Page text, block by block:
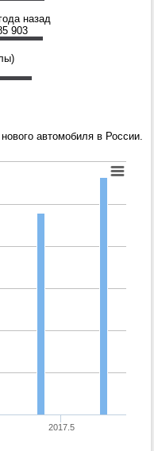
назад
903
автомобиля в России.
2017.5